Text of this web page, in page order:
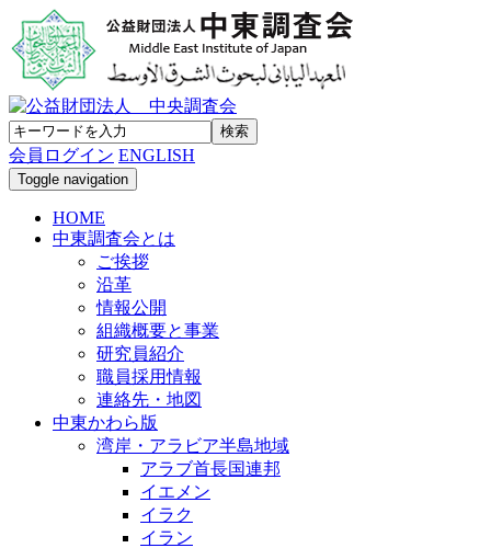
会員ログイン ENGLISH
Toggle navigation
HOME
中東調査会とは
ご挨拶
沿革
情報公開
組織概要と事業
研究員紹介
職員採用情報
連絡先・地図
中東かわら版
湾岸・アラビア半島地域
アラブ首長国連邦
イエメン
イラク
イラン